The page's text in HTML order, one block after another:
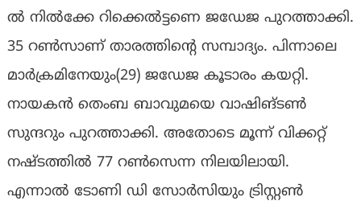
ല്‍ നില്‍ക്കേ റിക്കെല്‍ട്ടണെ ജഡേജ പുറത്താക്കി.
35 റണ്‍സാണ് താരത്തിന്റെ സമ്പാദ്യം. പിന്നാലെ
മാര്‍ക്രമിനേയും(29) ജഡേജ കൂടാരം കയറ്റി.
നായകന്‍ തെംബ ബാവുമയെ വാഷിങ്ടണ്‍
സുന്ദറും പുറത്താക്കി. അതോടെ മൂന്ന് വിക്കറ്റ്
നഷ്ടത്തില്‍ 77 റണ്‍സെന്ന നിലയിലായി.
എന്നാല്‍ ടോണി ഡി സോര്‍സിയും ട്രിസ്റ്റണ്‍